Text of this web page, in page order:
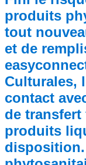
produits
tout
et de
Culturales,
contact
de transfert
produits